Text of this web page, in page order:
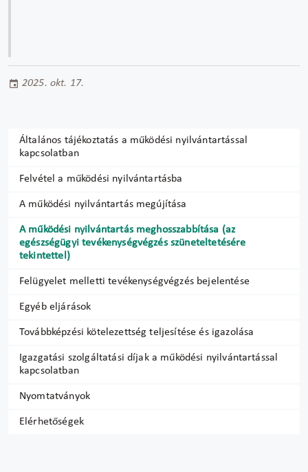
Általános tájékoztatás a működési nyilvántartással
kapcsolatban
Felvétel a működési nyilvántartásba
A működési nyilvántartás megújítása
A működési nyilvántartás meghosszabbítása (az
egészségügyi tevékenységvégzés szüneteltetésére
tekintettel)
Felügyelet melletti tevékenységvégzés bejelentése
Egyéb eljárások
Továbbképzési kötelezettség teljesítése és igazolása
Igazgatási szolgáltatási díjak a működési nyilvántartással
kapcsolatban
Nyomtatványok
Elérhetőségek
2025. okt. 17.